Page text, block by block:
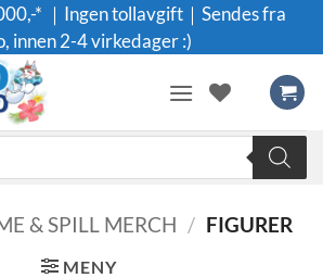
* ｜Ingen tollavgift｜Sendes fra
innen 2-4 virkedager :)
& SPILL MERCH / FIGURER
MENY